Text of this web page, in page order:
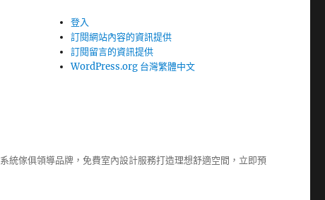
登入
訂閱網站內容的資訊提供
訂閱留言的資訊提供
WordPress.org 台灣繁體中文
系統傢俱領導品牌，免費室內設計服務打造理想舒適空間，立即預